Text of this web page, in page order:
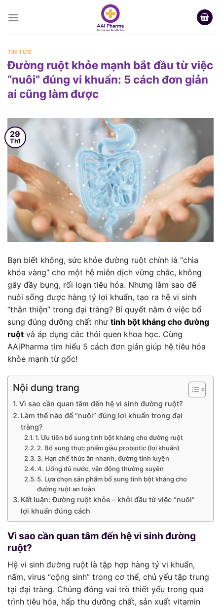
TIN TỨC
Đường ruột khỏe mạnh bắt đầu từ việc
“nuôi” đúng vi khuẩn: 5 cách đơn giản
ai cũng làm được
29
Th1
Bạn biết không, sức khỏe đường ruột chính là “chìa
khóa vàng” cho một hệ miễn dịch vững chắc, không
gây đầy bụng, rối loạn tiêu hóa. Nhưng làm sao để
nuôi sống được hàng tỷ lợi khuẩn, tạo ra hệ vi sinh
“thân thiện” trong đại tràng? Bí quyết nằm ở việc bổ
sung đúng dưỡng chất như tinh bột kháng cho đường
ruột và áp dụng các thói quen khoa học. Cùng
AAiPharma tìm hiểu 5 cách đơn giản giúp hệ tiêu hóa
khỏe mạnh từ gốc!
Nội dung trang
Vì sao cần quan tâm đến hệ vi sinh đường ruột?
Làm thế nào để “nuôi” đúng lợi khuẩn trong đại
tràng?
1. Ưu tiên bổ sung tinh bột kháng cho đường ruột
2. Bổ sung thực phẩm giàu probiotic (lợi khuẩn)
3. Hạn chế thức ăn nhanh, đường tinh luyện
4. Uống đủ nước, vận động thường xuyên
5. Lựa chọn sản phẩm bổ sung tinh bột kháng cho
đường ruột an toàn
Kết luận: Đường ruột khỏe – khởi đầu từ việc “nuôi”
lợi khuẩn đúng cách
Vì sao cần quan tâm đến hệ vi sinh đường
ruột?
Hệ vi sinh đường ruột là tập hợp hàng tỷ vi khuẩn,
nấm, virus “cộng sinh” trong cơ thể, chủ yếu tập trung
tại đại tràng. Chúng đóng vai trò thiết yếu trong quá
trình tiêu hóa, hấp thu dưỡng chất, sản xuất vitamin